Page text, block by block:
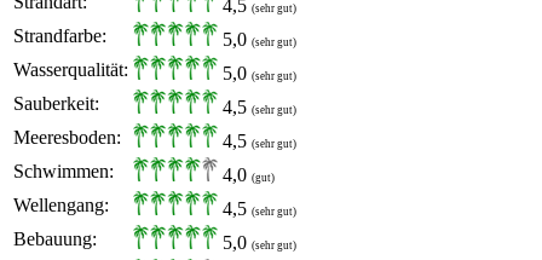
4,5 (sehr gut)
Strandfarbe: 5,0 (sehr gut)
Wasserqualität: 5,0 (sehr gut)
Sauberkeit: 4,5 (sehr gut)
Meeresboden: 4,5 (sehr gut)
Schwimmen: 4,0 (gut)
Wellengang: 4,5 (sehr gut)
Bebauung: 5,0 (sehr gut)